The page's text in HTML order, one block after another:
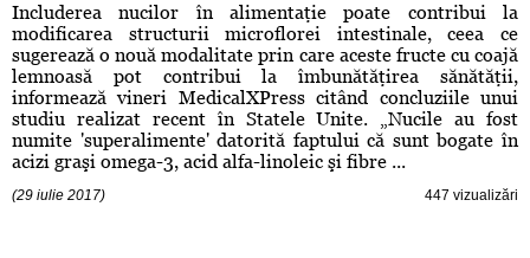
Includerea nucilor în alimentaţie poate contribui la
modificarea structurii microflorei intestinale, ceea ce
sugerează o nouă modalitate prin care aceste fructe cu coajă
lemnoasă pot contribui la îmbunătăţirea sănătăţii,
informează vineri MedicalXPress citând concluziile unui
studiu realizat recent în Statele Unite. „Nucile au fost
numite 'superalimente' datorită faptului că sunt bogate în
acizi graşi omega-3, acid alfa-linoleic şi fibre ...
(29 iulie 2017) 447 vizualizări